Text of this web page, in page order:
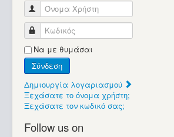
Όνομα Χρήστη
Κωδικός
Να με θυμάσαι
Σύνδεση
Δημιουργία λογαριασμού
Ξεχάσατε το όνομα χρήστη;
Ξεχάσατε τον κωδικό σας;
Follow us on